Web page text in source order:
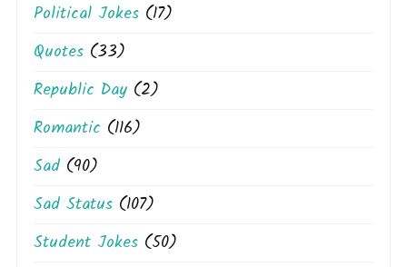
Political Jokes (17)
Quotes (33)
Republic Day (2)
Romantic (116)
Sad (90)
Sad Status (107)
Student Jokes (50)